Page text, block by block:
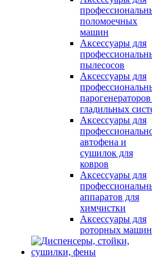
поломоечных
машин
Аксессуары для
пылесосов
Аксессуары для
гладильных
Аксессуары для
автофена и
сушилок для
ковров
Аксессуары для
аппаратов для
химчистки
Аксессуары для
роторных машин